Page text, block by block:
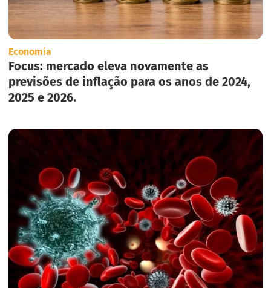
Economia
Focus: mercado eleva novamente as
previsões de inflação para os anos de 2024,
2025 e 2026.